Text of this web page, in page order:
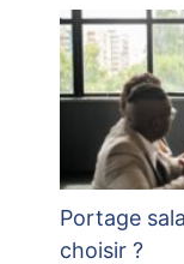
Portage
choisir ?